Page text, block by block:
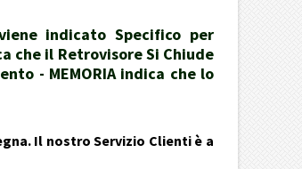
viene indicato Specifico per
che il Retrovisore Si Chiude
- MEMORIA indica che lo
Il nostro Servizio Clienti è a